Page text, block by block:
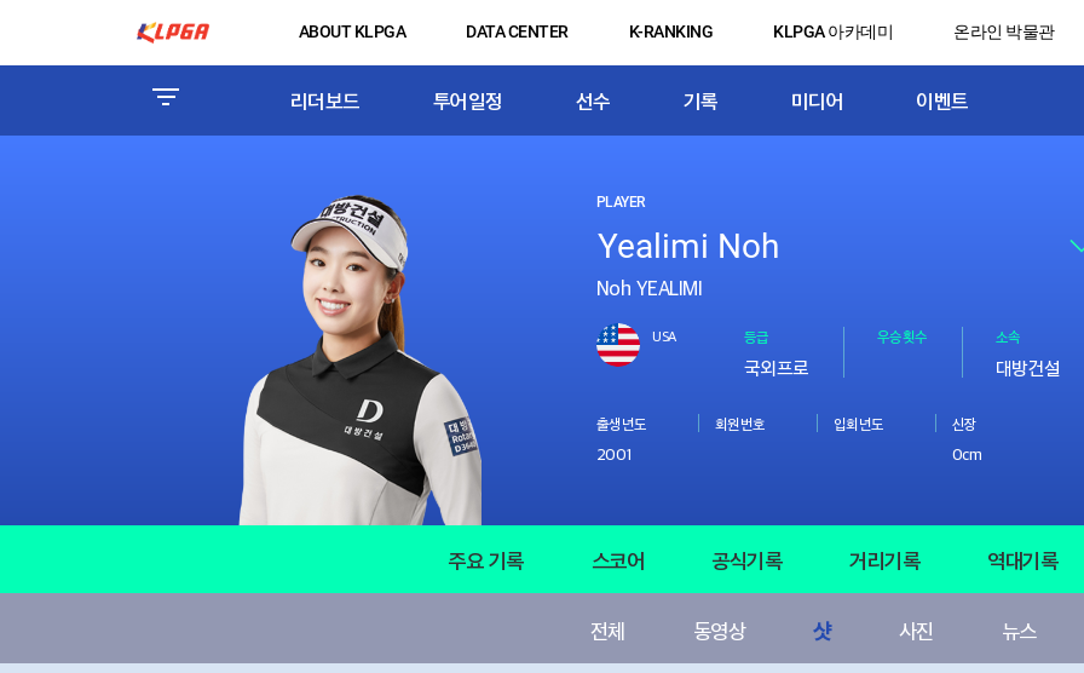
ABOUT KLPGA DATA CENTER K-RANKING KLPGA 아카데미 온라인 박물관
리더보드 투어일정 선수 기록 미디어 이벤트
PLAYER
Noh YEALIMI
USA 등급
국외프로
우승횟수 소속
대방건설
출생년도
2001
회원번호 입회년도 신장
0cm
주요 기록 스코어 공식기록 거리기록 역대기록
전체 동영상 샷 사진 뉴스